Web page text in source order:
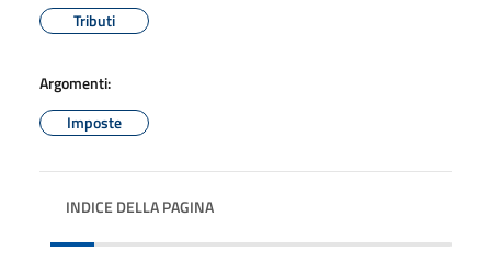
Tributi
Argomenti:
Imposte
INDICE DELLA PAGINA